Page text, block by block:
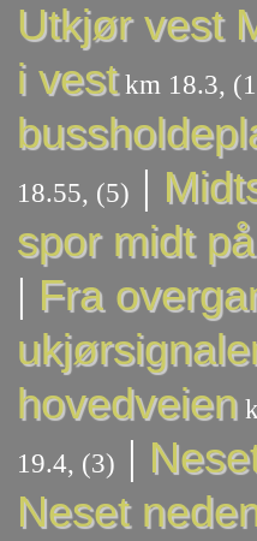
Utkjør vest
i vestkm 18.3,
18.55, (5) |
spor midt på
| Fra
hovedveien
19.4, (3) |
Neset